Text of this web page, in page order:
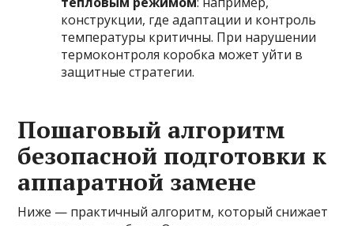
конструкции, где адаптации и контроль
температуры критичны. При нарушении
термоконтроля коробка может уйти в
защитные стратегии.
Пошаговый алгоритм
безопасной подготовки к
аппаратной замене
Ниже — практичный алгоритм, который снижает